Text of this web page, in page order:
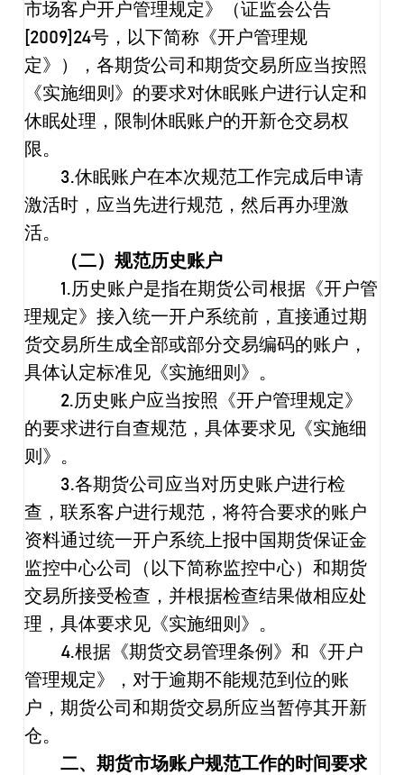
市场客户开户管理规定》（证监会公告
[2009]24号，以下简称《开户管理规
定》），各期货公司和期货交易所应当按照
《实施细则》的要求对休眠账户进行认定和
休眠处理，限制休眠账户的开新仓交易权
限。
3.休眠账户在本次规范工作完成后申请
激活时，应当先进行规范，然后再办理激
活。
（二）规范历史账户
1.历史账户是指在期货公司根据《开户管
理规定》接入统一开户系统前，直接通过期
货交易所生成全部或部分交易编码的账户，
具体认定标准见《实施细则》。
2.历史账户应当按照《开户管理规定》
的要求进行自查规范，具体要求见《实施细
则》。
3.各期货公司应当对历史账户进行检
查，联系客户进行规范，将符合要求的账户
资料通过统一开户系统上报中国期货保证金
监控中心公司（以下简称监控中心）和期货
交易所接受检查，并根据检查结果做相应处
理，具体要求见《实施细则》。
4.根据《期货交易管理条例》和《开户
管理规定》，对于逾期不能规范到位的账
户，期货公司和期货交易所应当暂停其开新
仓。
二、期货市场账户规范工作的时间要求